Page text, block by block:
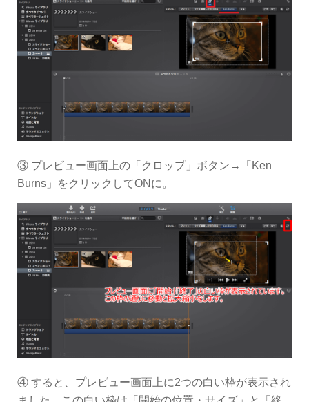
③ プレビュー画面上の「クロップ」ボタン→「Ken
Burns」をクリックしてONに。
④ すると、プレビュー画面上に2つの白い枠が表示され